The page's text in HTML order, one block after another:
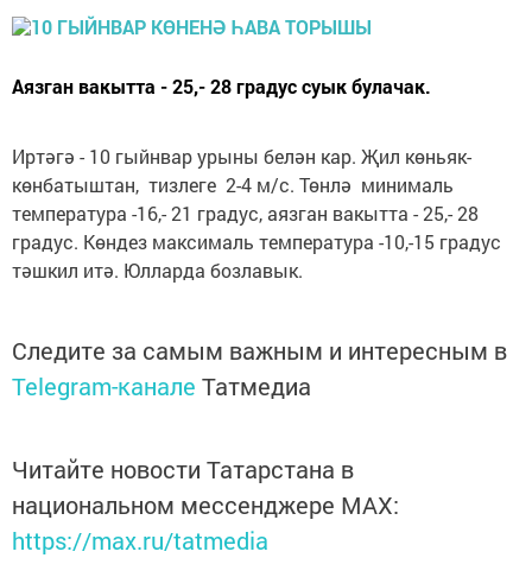
Аязган вакытта - 25,- 28 градус суык булачак.
Иртәгә - 10 гыйнвар урыны белән кар. Җил көньяк-
көнбатыштан, тизлеге 2-4 м/с. Төнлә минималь
температура -16,- 21 градус, аязган вакытта - 25,- 28
градус. Көндез максималь температура -10,-15 градус
тәшкил итә. Юлларда бозлавык.
Следите за самым важным и интересным в
Telegram-канале Татмедиа
Читайте новости Татарстана в
национальном мессенджере MАХ:
https://max.ru/tatmedia